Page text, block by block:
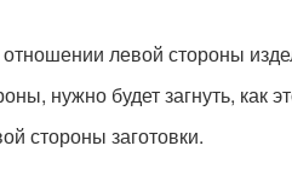
левой стороны
нужно будет загнуть, как
стороны заготовки.